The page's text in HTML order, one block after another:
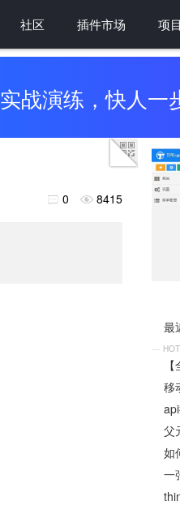
社区 插件市场 项
实战演练，快人一
 0  8415
最
移